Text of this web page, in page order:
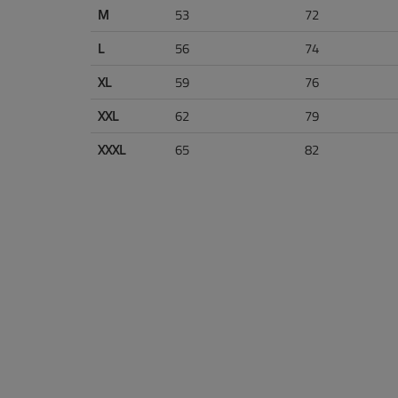
M 53
72
L
56
74
XL
59
76
XXL
62
79
XXXL
65 82